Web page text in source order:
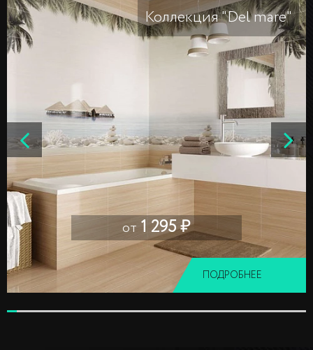
Коллекция "Del mare"
от 1 295 ₽
ПОДРОБНЕЕ